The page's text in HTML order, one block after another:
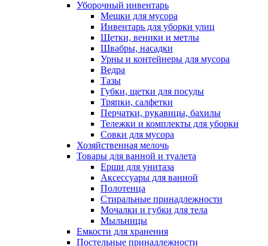
Уборочный инвентарь
Мешки для мусора
Инвентарь для уборки улиц
Щетки, веники и метлы
Швабры, насадки
Урны и контейнеры для мусора
Ведра
Тазы
Губки, щетки для посуды
Тряпки, салфетки
Перчатки, рукавицы, бахилы
Тележки и комплекты для уборки
Совки для мусора
Хозяйственная мелочь
Товары для ванной и туалета
Ерши для унитаза
Аксессуары для ванной
Полотенца
Стиральные принадлежности
Мочалки и губки для тела
Мыльницы
Емкости для хранения
Постельные принадлежности